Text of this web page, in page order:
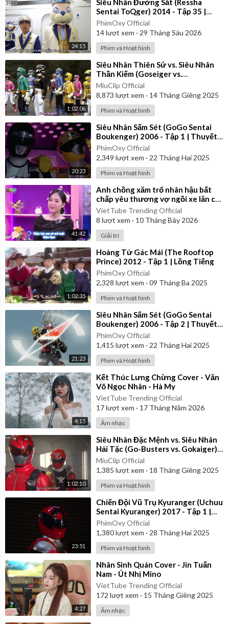
24:15
⁣Siêu Nhân Đường Sắt (Ressha
Sentai ToQger) 2014 - Tập 35 |
Vietsub
PhimOxy Official
14lượt xem · 29 Tháng Sáu 2026
Phim và Hoạt hình
1:02:06
⁣Siêu Nhân Thiên Sứ vs. Siêu Nhân
Thần Kiếm (Goseiger vs.
Shinkenger) | Vietsub
MiuClip Official
8,873 lượt xem · 14 Tháng Giêng 2025
Phim và Hoạt hình
20:23
⁣Siêu Nhân Sấm Sét (GoGo Sentai
Boukenger) 2006 - Tập 1 | Thuyết
Minh
PhimOxy Official
2,349 lượt xem · 22 Tháng Hai 2025
Phim và Hoạt hình
41:42
⁣Anh chồng xăm trổ nhân hậu bất
chấp yêu thương vợ ngồi xe lăn cả
đời | Yêu Là Cưới
VietTube Trending Official
8 lượt xem · 10 Tháng Bảy 2026
Giải trí
1:02:35
⁣Hoàng Tử Gác Mái (The Rooftop
Prince) 2012 - Tập 1 | Lồng Tiếng
PhimOxy Official
2,328 lượt xem · 09 Tháng Ba 2025
Phim và Hoạt hình
21:23
⁣Siêu Nhân Sấm Sét (GoGo Sentai
Boukenger) 2006 - Tập 2 | Thuyết
Minh
PhimOxy Official
1,415 lượt xem · 22 Tháng Hai 2025
Phim và Hoạt hình
4:15
⁣Kết Thúc Lưng Chừng Cover - Văn
Võ Ngọc Nhân - Hà My
VietTube Trending Official
17lượt xem · 17 Tháng Năm 2026
Âm nhạc
1:02:10
⁣Siêu Nhân Đặc Mệnh vs. Siêu Nhân
Hải Tặc (Go-Busters vs. Gokaiger) |
Vietsub
MiuClip Official
1,385 lượt xem · 18 Tháng Giêng 2025
Phim và Hoạt hình
23:51
⁣Chiến Đội Vũ Trụ Kyuranger (Uchuu
Sentai Kyuranger) 2017 - Tập 1 |
Thuyết Minh
PhimOxy Official
1,380lượt xem · 28 Tháng Hai 2025
Phim và Hoạt hình
4:27
⁣Nhân Sinh Quán Cover - Jin Tuấn
Nam - Út Nhị Mino
VietTube Trending Official
172 lượt xem · 15 Tháng Giêng 2025
Âm nhạc